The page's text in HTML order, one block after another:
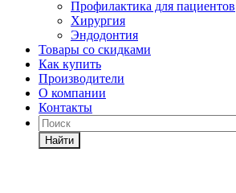
Профилактика для пациентов
Хирургия
Эндодонтия
Товары со скидками
Как купить
Производители
О компании
Контакты
Найти